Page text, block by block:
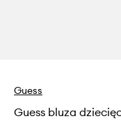
Guess
Guess bluza